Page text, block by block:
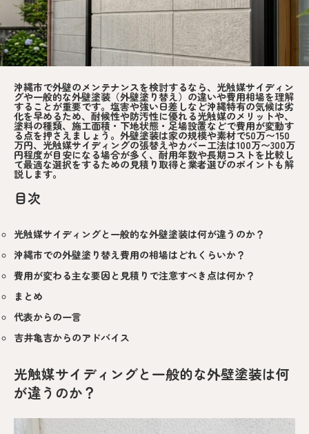
沖縄市で外壁のメンテナンスを検討するなら、光触媒サイディン
グや一般的な外壁塗装（外壁塗り替え）の違いや費用相場を理解
することが重要です。塩害や強い日差しなど沖縄特有の気候は劣
化を早めるため、耐候性や防汚性に優れる光触媒のメリットや、
塗料の種類、施工面積・下地状態・足場設置などで費用が変動す
る点を押さえましょう。外壁塗装は家の規模や素材で50万〜150
万円、光触媒サイディングの張替えやカバー工法は100万〜300万
円程度が目安になる場合が多く、耐用年数や長期コストを比較し
て最適な選択をするための見積り取得と業者選びのポイントも解
説します。
目次
光触媒サイディングと一般的な外壁塗装は何が違うのか？
沖縄市での外壁塗り替え費用の相場はどれくらいか？
費用が変わる主な要因と見積りで注意すべき点は何か？
まとめ
代表からの一言
吉井亀吉からのアドバイス
光触媒サイディングと一般的な外壁塗装は何
が違うのか？